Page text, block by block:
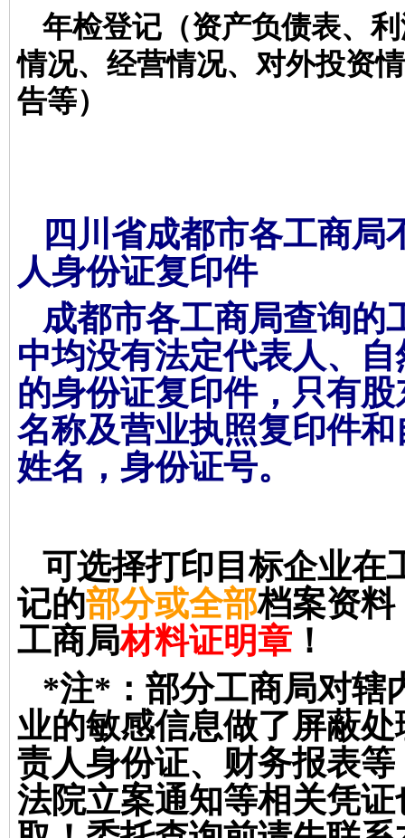
年检登记 （资产负债表、
情况、经营情况、对外投资
告等）
四川省成都市各工商局
人身份证复印件
成都市各工商局查询的
中均没有法定代表人、
的身份证复印件，只有
名称及营业执照复印件和
姓名，身份证号。
可选择打印目标企业在
记的部分或全部档案资料
工商局材料证明章 ！
*注* ：部分工商局对辖
业的敏感信息做了屏蔽处
责人身份证、财务报表等
法院立案通知等相关凭证